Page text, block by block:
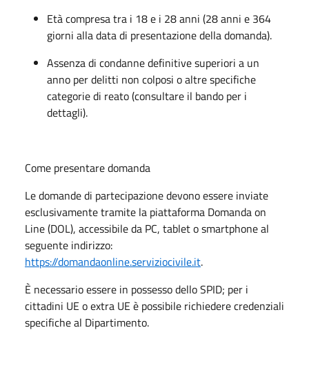
Età compresa tra i 18 e i 28 anni (28 anni e 364
giorni alla data di presentazione della domanda).
Assenza di condanne definitive superiori a un
anno per delitti non colposi o altre specifiche
categorie di reato (consultare il bando per i
dettagli).
Come presentare domanda
Le domande di partecipazione devono essere inviate
esclusivamente tramite la piattaforma Domanda on
Line (DOL), accessibile da PC, tablet o smartphone al
seguente indirizzo:
https://domandaonline.serviziocivile.it.
È necessario essere in possesso dello SPID; per i
cittadini UE o extra UE è possibile richiedere credenziali
specifiche al Dipartimento.